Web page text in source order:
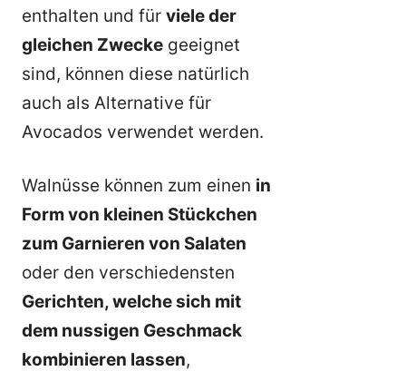
enthalten und für viele der
gleichen Zwecke geeignet
sind, können diese natürlich
auch als Alternative für
Avocados verwendet werden.
Walnüsse können zum einen in
Form von kleinen Stückchen
zum Garnieren von Salaten
oder den verschiedensten
Gerichten, welche sich mit
dem nussigen Geschmack
kombinieren lassen,